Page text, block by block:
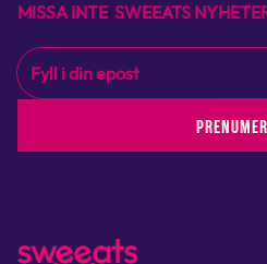
MISSA INTE SWEEATS